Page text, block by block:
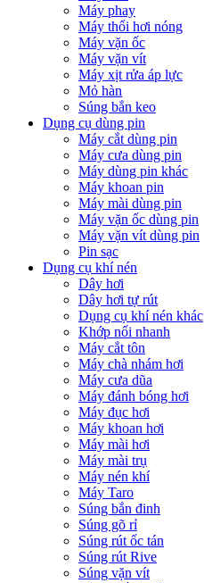
Máy phay
Máy thổi hơi nóng
Máy vặn ốc
Máy vặn vít
Máy xịt rửa áp lực
Mỏ hàn
Súng bắn keo
Dụng cụ dùng pin
Máy cắt dùng pin
Máy cưa dùng pin
Máy dùng pin khác
Máy khoan pin
Máy mài dùng pin
Máy vặn ốc dùng pin
Máy vặn vít dùng pin
Pin sạc
Dụng cụ khí nén
Dây hơi
Dây hơi tự rút
Dụng cụ khí nén khác
Khớp nối nhanh
Máy cắt tôn
Máy chà nhám hơi
Máy cưa dũa
Máy đánh bóng hơi
Máy đục hơi
Máy khoan hơi
Máy mài hơi
Máy mài trụ
Máy nén khí
Máy Taro
Súng bắn đinh
Súng gõ rỉ
Súng rút ốc tán
Súng rút Rive
Súng vặn vít